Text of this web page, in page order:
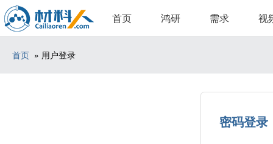
首页 鸿研 需求 视
首页 » 用户登录
密码登录